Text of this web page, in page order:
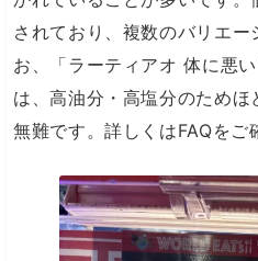
されており、複数のバリエ
お、「ラーティアオ 体に悪
は、高油分・高塩分のため
無難です。詳しくはFAQをご